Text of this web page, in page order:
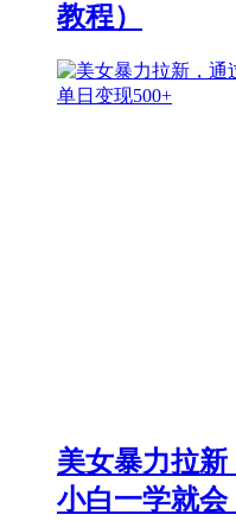
教程）
美女暴力拉
小白一学就会